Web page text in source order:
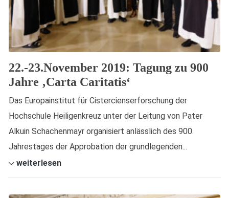
22.-23.November 2019: Tagung zu 900
Jahre ‚Carta Caritatis‘
Das Europainstitut für Cistercienserforschung der
Hochschule Heiligenkreuz unter der Leitung von Pater
Alkuin Schachenmayr organisiert anlässlich des 900.
Jahrestages der Approbation der grundlegenden...
weiterlesen